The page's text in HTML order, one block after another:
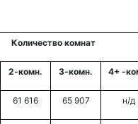
Количество комнат
2-комн. 3-комн. 4+ -
61 616 65 907 н/д